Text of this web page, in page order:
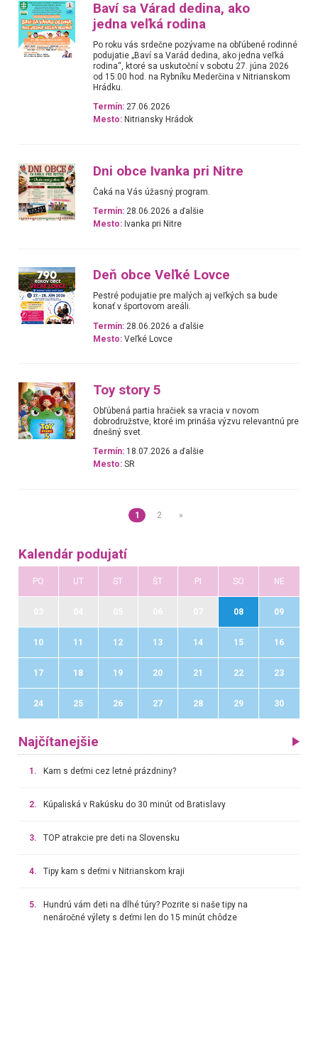
Baví sa Várad dedina, ako
jedna veľká rodina
Po roku vás srdečne pozývame na obľúbené rodinné
podujatie „Baví sa Varád dedina, ako jedna veľká
rodina“, ktoré sa uskutoční v sobotu 27. júna 2026
od 15:00 hod. na Rybníku Mederčina v Nitrianskom
Hrádku.
Termín: 27.06.2026
Mesto: Nitriansky Hrádok
Dni obce Ivanka pri Nitre
Čaká na Vás úžasný program.
Termín: 28.06.2026 a ďalšie
Mesto: Ivanka pri Nitre
Deň obce Veľké Lovce
Pestré podujatie pre malých aj veľkých sa bude
konať v športovom areáli.
Termín: 28.06.2026 a ďalšie
Mesto: Veľké Lovce
Toy story 5
Obľúbená partia hračiek sa vracia v novom
dobrodružstve, ktoré im prináša výzvu relevantnú pre
dnešný svet.
Termín: 18.07.2026 a ďalšie
Mesto: SR
1 2 »
Kalendár podujatí
PO UT ST ŠT PI SO NE
08 09
10 11 12 13 14 15 16
17 18 19 20 21 22 23
24 25 26 27 28 29 30
Najčítanejšie
1. Kam s deťmi cez letné prázdniny?
2. Kúpaliská v Rakúsku do 30 minút od Bratislavy
3. TOP atrakcie pre deti na Slovensku
4. Tipy kam s deťmi v Nitrianskom kraji
5.
Hundrú vám deti na dlhé túry? Pozrite si naše tipy na
nenáročné výlety s deťmi len do 15 minút chôdze